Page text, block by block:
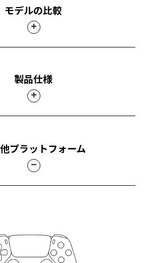
デルの比較
製品仕様
ラットフォーム